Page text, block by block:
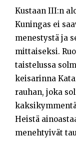
Kustaan III:n
Kuningas ei
menestystä ja
mittaiseksi.
taistelussa
keisarinna
rauhan, joka
Heistä
menehtyivät